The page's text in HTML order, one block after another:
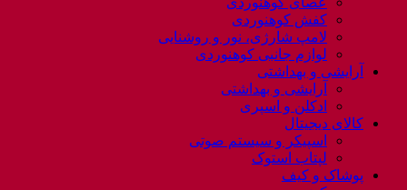
کفش کوهنوردی
لامپ شارژی، نور و روشنایی
لوازم جانبی کوهنوردی
آرایشی و بهداشتی
آرایشی و بهداشتی
ادکلن و اسپری
کالای دیجیتال
اسپیکر و سیستم صوتی
لپتاب استوک
پوشاک و کیف